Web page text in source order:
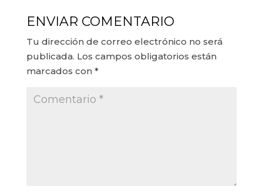
ENVIAR COMENTARIO
Tu dirección de correo electrónico no será
publicada. Los campos obligatorios están
marcados con *